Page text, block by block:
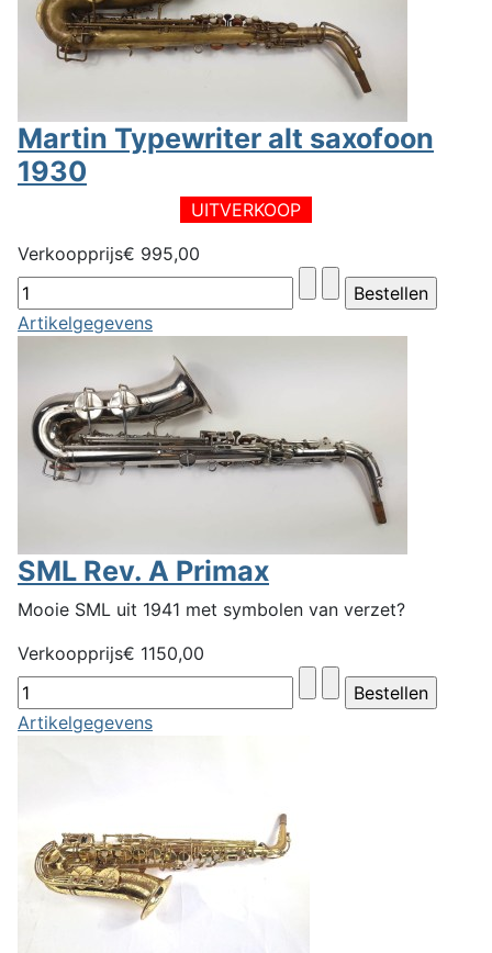
Martin Typewriter alt saxofoon
1930
UITVERKOOP
Verkoopprijs€ 995,00
Artikelgegevens
SML Rev. A Primax
Mooie SML uit 1941 met symbolen van verzet?
Verkoopprijs€ 1150,00
Artikelgegevens